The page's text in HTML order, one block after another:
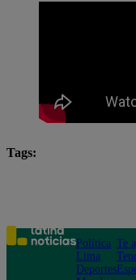
Tags:
Política
Lima
Deportes
Te